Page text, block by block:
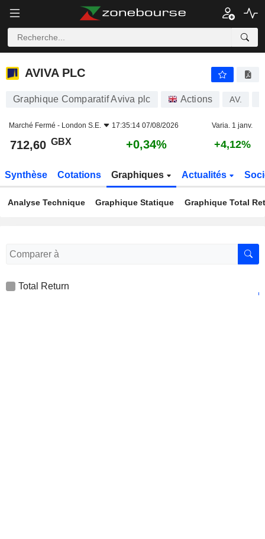
AVIVA PLC
AVIVA PLC
Graphique Comparatif Aviva plc Actions AV.
Marché Fermé - London S.E. 17:35:14 07/08/2026 Varia. 1 janv.
712,60 GBX +0,34% +4,12%
Synthèse Cotations Graphiques Actualités
Analyse Technique Graphique Statique Graphique Total
Total Return